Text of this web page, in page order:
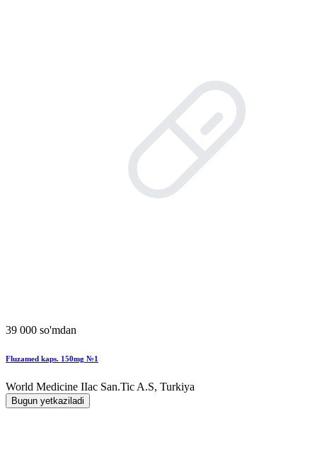
39 000 so'mdan
Fluzamed kaps. 150mg №1
World Мedicine IIac San.Tic A.S, Turkiya
Bugun yetkaziladi